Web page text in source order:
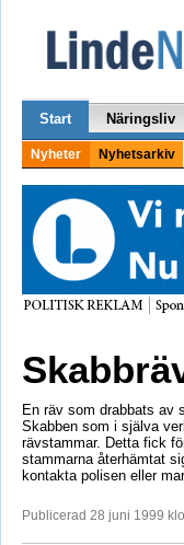
Start Näringsliv
Nyheter Nyhetsarkiv
En räv som drabbats av
Skabben som i själva
rävstammar. Detta fick
stammarna återhämtat
kontakta polisen eller
Publicerad 28 juni 1999